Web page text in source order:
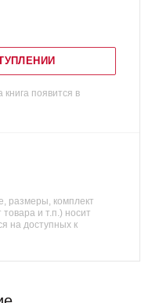
появится в
размеры, комплект
товара и т.п.) носит
на доступных к